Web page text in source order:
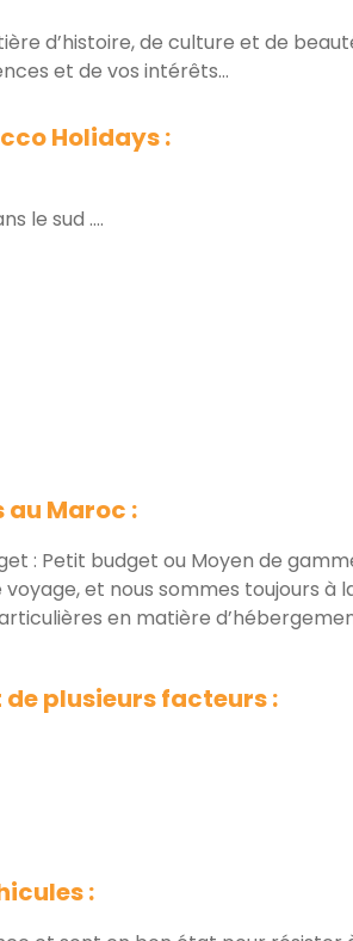
d’histoire, de culture et de
et de vos intérêts…
Holidays :
le sud ….
Maroc :
: Petit budget ou Moyen de
et nous sommes toujours à
en matière
plusieurs facteurs :
: